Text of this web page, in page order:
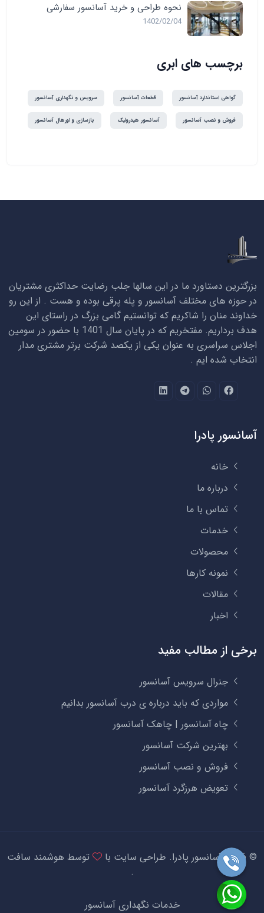
نحوه طراحی و خرید آسانسور سفارشی
1402/02/04
برچسب های ابری
گواهی استاندارد آسانسور قطعات آسانسور سرویس و نگهداری آسانسور
فروش و نصب آسانسور آسانسور هیدرولیک بازسازی و اورهال آسانسور
بزرگترین دستاورد ما در این سالها جلب رضایت حداکثری مشتریان
در حوزه های مختلف آسانسور و پله پرقی بوده و هست . از این رو
خداوند منان را شاکریم که توانستیم گامی بزرگ در راستای این
هدف برداریم. مفتخریم که در پایان سال 1401 با حضور در سومین
اجلاس سراسری به عنوان یکی از یکصد شرکت برتر مشتری مدار
انتخاب شده ایم .
آسانسور پادرا
خانه
درباره ما
تماس با ما
خدمات
محصولات
نمونه کارها
مقالات
اخبار
برخی از مطالب مفید
جنرال سرویس آسانسور
مواردی که باید درباره ی درب آسانسور بدانیم
چاه آسانسور | چاهک آسانسور
بهترین شرکت آسانسور
فروش و نصب آسانسور
تعویض هرزگرد آسانسور
© 2026 آسانسور پادرا. طراحی سایت با توسط هوشمند سافت
.
خدمات نگهداری آسانسور